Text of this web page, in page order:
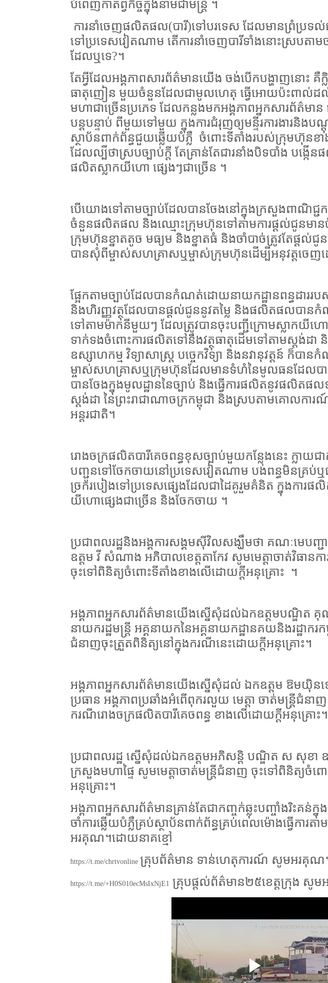
បំពេញកាតព្វកិច្ចក្នុងនាមជាមន្ត្រី ។
ការនាំចេញផលិតផល(បារី)ទៅបរទេស ដែលមានព្រំប្រទល់ជា
ទៅប្រទេសវៀតណាម តើការនាំចេញបារីទាំងនោះស្របតាមច្
ដែលឬទេ?។
តែអ្វីដែលអង្គភាពសារព័ត៌មានយើង ចង់បើកបង្ហាញនោះ គឺក្
ធាតុញៀន មួយចំនួនដែលជាមូលហេតុ ធ្វើអោយប៉ះពាល់ដ
មហាជាច្រើនប្រភេទ ដែលកន្លងមកអង្គភាពអ្នកសារព័ត៌មាន
បន្តបន្ទាប់ ពីមួយទៅមួយ ក្នុងការជំរុញឲ្យមន្ទីរការងារនិងបណ្
ស្ថាប័នពាក់ព័ន្ធជួយឆ្លើយបំភ្លឺ ចំពោះទីតាំងរបស់ក្រុមហ៊ុនខា
ដែលល្បីថាស្របច្បាប់ក្តី តែគ្រាន់តែជារនាំងបិទបាំង បង្ក
ផលិតស្លាកយីហោ ផ្សេងៗជាច្រើន ។
បើយោងទៅតាមច្បាប់ដែលបានចែងនៅក្នុងក្រសួងពាណិជ្ជ
ចំនួនផលិតផល និងឈ្មោះក្រុមហ៊ុនទៅតាមការផ្ដល់ជូនមា
ក្រុមហ៊ុនខ្នាតតូច មធ្យម និងខ្នាតធំ និងចាំបាច់ត្រូវតែផ្ដល់
បានសុំពីម្ចាស់សហគ្រាសឬម្ចាស់ក្រុមហ៊ុនដើម្បីអនុវត្តចេ
ផ្អែកតាមច្បាប់ដែលបានកំណត់ដោយនាយកដ្ឋានពន្ធដាររប
និងហិរញ្ញវត្ថុដែលបានផ្ដល់ជូននូវតម្លៃ និងផលិតផលបានកំ
ទៅតាមម៉ាកនីមួយៗ ដែលត្រូវបានចុះបញ្ជីក្រោមស្លាកយី
ទាក់ទងចំពោះការផលិតទៅនឹងវត្ថុធាតុដើមទៅតាមស្តង់ដា
ឧស្សាហកម្ម វិទ្យាសាស្ត្រ បច្ចេកវិទ្យា និងនវានុវត្តន៍ ក៏បា
ម្ចាស់សហគ្រាសឬក្រុមហ៊ុនដែលមានទំហំនៃមូលធនដែលប
បានចែងក្នុងមូលដ្ឋាននៃច្បាប់ និងធ្វើការផលិតនូវផលិតផ
ស្តង់ដា នៃព្រះរាជាណាចក្រកម្ពុជា និងស្របតាមគោលកា
អន្តរជាតិ។
រោងចក្រផលិតបារីគេចពន្ធខុសច្បាប់មួយកន្លែងនេះ ក្លាយជាក
បញ្ជូនទៅចែកចាយនៅប្រទេសវៀតណាម បង់ពន្ធមិនគ្រប់ឬជ
ច្រករបៀងទៅប្រទេសផ្សេងដែលជាដៃគូរួមគំនិត ក្នុងការផលិ
យីហោផ្សេងជាច្រើន និងចែកចាយ ។
ប្រជាពលរដ្ឋនិងអង្គការសង្គមស៊ីវិលសង្ឃឹមថា គណៈមេបញ្ជា
ឧត្តម វី សំណាង អភិបាលខេត្តតាកែវ សូមមេត្តាចាត់វិធាន
ចុះទៅពិនិត្យចំពោះទីតាំងខាងលើដោយក្តីអនុគ្រោះ ។
អង្គភាពអ្នកសារព័ត៌មានយើងស្នើសុំដល់ឯកឧត្តមបណ្ឌិត គុ
នាយករដ្ឋមន្ត្រី អគ្គនាយកនៃអគ្គនាយកដ្ឋានគយនិងរដ្ឋាករក
ជំនាញចុះត្រួតពិនិត្យនៅក្នុងករណីនេះដោយក្តីអនុគ្រោះ។
អង្គភាពអ្នកសារព័ត៌មានយើងស្នើសុំដល់ ឯកឧត្តម ឱមយ៉ិនទ
ប្រធាន អង្គភាពប្រឆាំងអំពើពុករលួយ មេត្តា ចាត់មន្ត្រីជំនា
ករណីរោងចក្រផលិតបារីគេចពន្ធ ខាងលើដោយក្តីអនុគ្រោះ។
ប្រជាពលរដ្ឋ ស្នើសុំដល់ឯកឧត្តមអភិសន្តិ បណ្ឌិត ស សុខា ឧបន
ក្រសួងមហាផ្ទៃ សូមមេត្តាចាត់មន្ត្រីជំនាញ ចុះទៅពិនិត្យចំព
អនុគ្រោះ។
អង្គភាពអ្នកសារព័ត៌មានគ្រាន់តែជាកញ្ចក់ឆ្លុះបញ្ចាំងរិះគន់
ចាំការឆ្លើយបំភ្លឺគ្រប់ស្ថាប័នពាក់ព័ន្ធគ្រប់ពេលម៉ោងធ្វើការ
អរគុណ។ដោយនាគខ្មៅ
https://t.me/chrtvonline គ្រុបព័ត៌មាន ទាន់ហេតុការណ៍ សូមអរគុណ
https://t.me/+H0S010ecMsIxNjE1 គ្រុបផ្តល់ព័ត៌មាន២៥ខេត្តក្រុង សូ